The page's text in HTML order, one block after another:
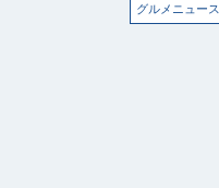
グルメニュース